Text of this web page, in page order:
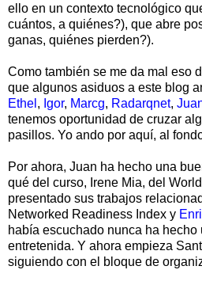
ello en un contexto tecnológico
cuántos, a quiénes?), que abre
ganas, quiénes pierden?).
Como también se me da mal eso
que algunos asiduos a este blog
Ethel , Igor, Marcg, Radarqnet,
tenemos oportunidad de cruzar
pasillos. Yo ando por aquí, al
Por ahora, Juan ha hecho una
qué del curso, Irene Mia, del
presentado sus trabajos
Networked Readiness Index y
había escuchado nunca ha hecho
entretenida. Y ahora empieza
siguiendo con el bloque de